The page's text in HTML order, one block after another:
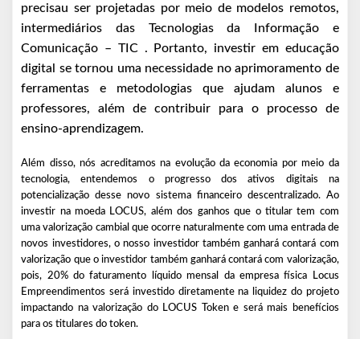
precisau ser projetadas por meio de modelos remotos,
intermediários das Tecnologias da Informação e
Comunicação – TIC .
Portanto, investir em educação
digital se tornou uma necessidade no aprimoramento de
ferramentas e metodologias que ajudam alunos e
professores, além de contribuir para o processo de
ensino-aprendizagem.
Além disso, nós acreditamos na evolução da economia por meio da
tecnologia, entendemos o progresso dos ativos digitais na
potencialização desse novo sistema financeiro descentralizado. Ao
investir na moeda LOCUS, além dos ganhos que o titular tem com
uma valorização cambial que ocorre naturalmente com uma entrada de
novos investidores, o nosso investidor também ganhará contará com
valorização que o investidor também ganhará contará com valorização,
pois, 20% do faturamento líquido mensal da empresa física Locus
Empreendimentos será investido diretamente na liquidez do projeto
impactando na valorização do LOCUS Token e será mais benefícios
para os titulares do token.